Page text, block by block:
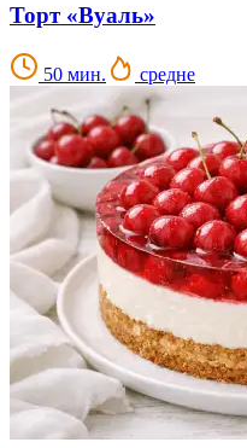
Торт «Вуаль»
50 мин. средне